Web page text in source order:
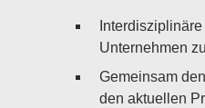
Unternehmen
Gemeinsam
den aktuellen